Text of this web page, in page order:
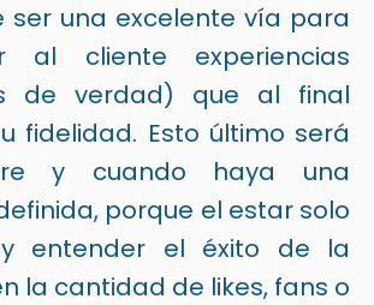
ser una excelente vía para
al cliente experiencias
de verdad) que al final
fidelidad. Esto último será
y cuando haya una
porque el estar solo
entender el éxito de la
la cantidad de likes, fans o